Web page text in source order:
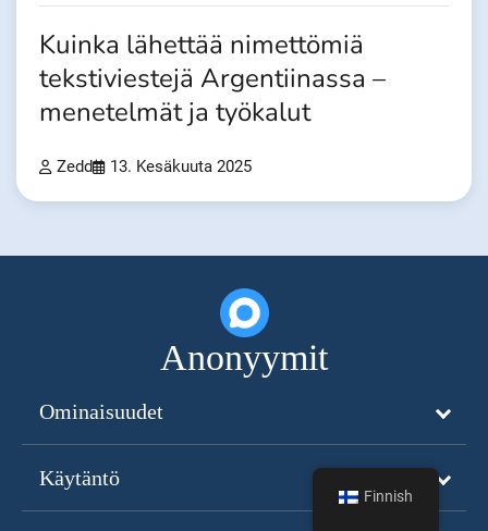
Kuinka lähettää nimettömiä
tekstiviestejä Argentiinassa –
menetelmät ja työkalut
Zedd 13. Kesäkuuta 2025
Anonyymit
Ominaisuudet
Käytäntö
Finnish